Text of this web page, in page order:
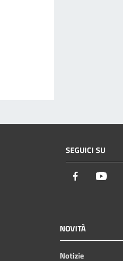
SEGUICI SU
Facebook
NOVITÀ
Notizie